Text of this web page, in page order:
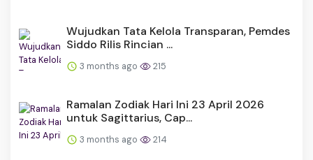
Wujudkan Tata Kelola Transparan, Pemdes
Siddo Rilis Rincian ...
3 months ago 215
Ramalan Zodiak Hari Ini 23 April 2026
untuk Sagittarius, Cap...
3 months ago 214